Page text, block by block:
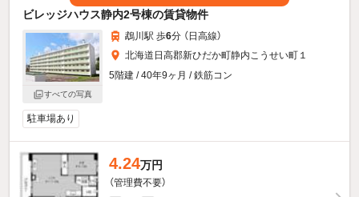
ビレッジハウス静内2号棟の賃貸物件
すべての写真
鵡川駅 歩6分 （日高線）
北海道日高郡新ひだか町静内こうせい町１
5階建 / 40年9ヶ月 / 鉄筋コン
駐車場あり
4.24万円
（管理費不要）